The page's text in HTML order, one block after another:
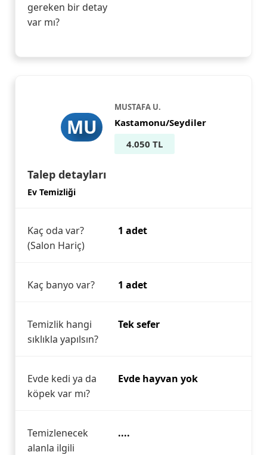
gereken bir detay
var mı?
MU
MUSTAFA U.
Kastamonu/Seydiler
4.050 TL
Talep detayları
Ev Temizliği
Kaç oda var?
(Salon Hariç)
1 adet
Kaç banyo var? 1 adet
Temizlik hangi
sıklıkla yapılsın?
Tek sefer
Evde kedi ya da
köpek var mı?
Evde hayvan yok
Temizlenecek
alanla ilgili
....